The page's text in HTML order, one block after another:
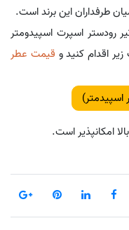
طرفداران این برند است.
رودستر اسپرت اسپیدومتر
زیر اقدام کنید و قیمت عطر
اسپیدمتر)
امکانپذیر است.